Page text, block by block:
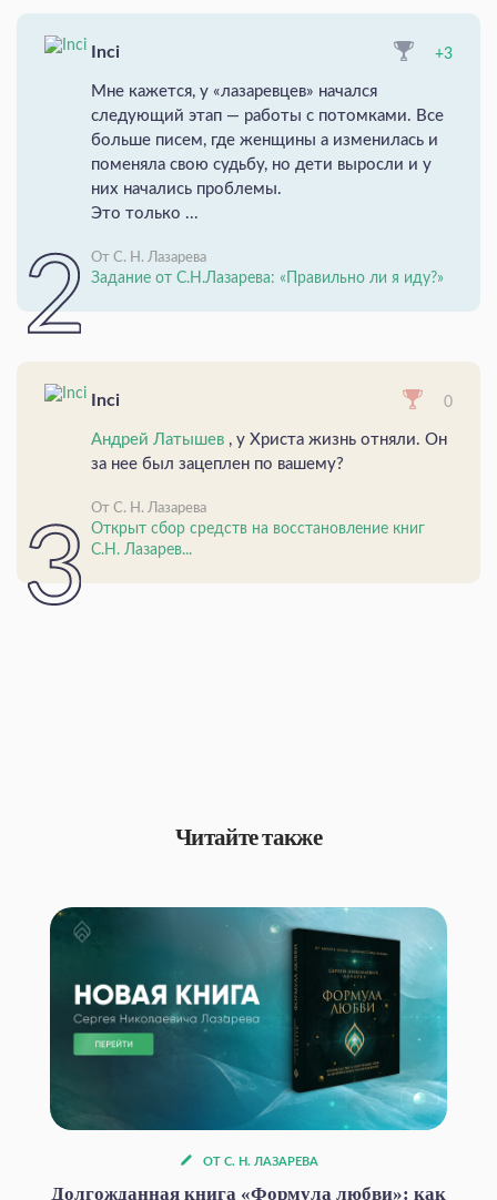
Inci +3
Мне кажется, у «лазаревцев» начался
следующий этап — работы с потомками. Все
больше писем, где женщины а изменилась и
поменяла свою судьбу, но дети выросли и у
них начались проблемы.
Это только ...
От С. Н. Лазарева
Задание от С.Н.Лазарева: «Правильно ли я иду?»
Inci 0
Андрей Латышев , у Христа жизнь отняли. Он
за нее был зацеплен по вашему?
От С. Н. Лазарева
Открыт сбор средств на восстановление книг
С.Н. Лазарев...
Читайте также
ОТ С. Н. ЛАЗАРЕВА
Долгожданная книга «Формула любви»: как